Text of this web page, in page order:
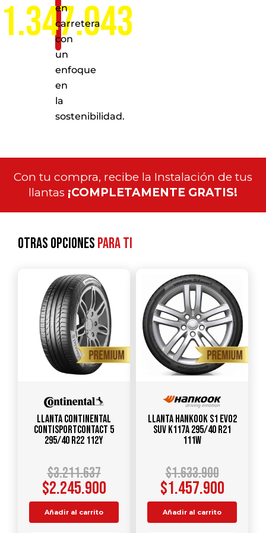
en
carretera
con
un
enfoque
en
la
sostenibilidad.
Con tu compra, recibe la Instalación de tus
llantas ¡COMPLETAMENTE GRATIS!
Otras opcionespara ti
Llanta CONTINENTAL
ContiSportContact 5
295/40 R22 112Y
$3.211.637
$2.245.900
Añadir al carrito
Llanta HANKOOK S1 Evo2
SUV K117A 295/40 R21
111W
$1.633.900
$1.457.900
Añadir al carrito